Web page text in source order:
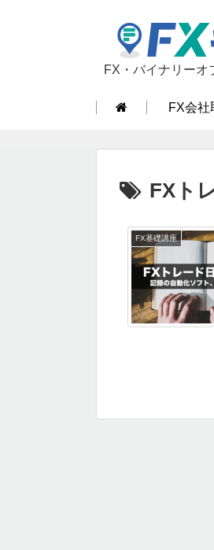
FX・バイナリーオ
FX会社
FXト
FX基礎講座